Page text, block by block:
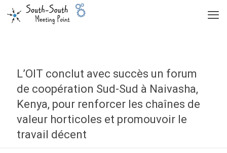
L’OIT conclut avec succès un forum
de coopération Sud-Sud à Naivasha,
Kenya, pour renforcer les chaînes de
valeur horticoles et promouvoir le
travail décent